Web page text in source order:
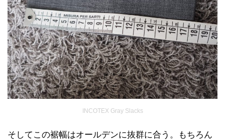
INCOTEX Gray Slacks
そしてこの裾幅はオールデンに抜群に合う。もちろん